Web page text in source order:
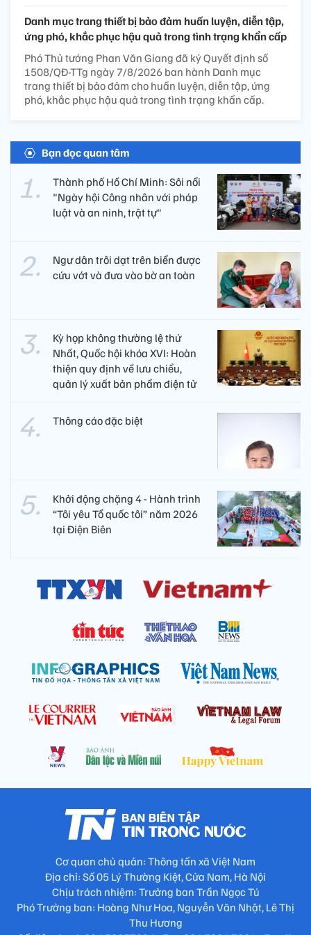
Danh mục trang thiết bị bảo đảm huấn luyện, diễn tập,
ứng phó, khắc phục hậu quả trong tình trạng khẩn cấp
Phó Thủ tướng Phan Văn Giang đã ký Quyết định số
1508/QĐ-TTg ngày 7/8/2026 ban hành Danh mục
trang thiết bị bảo đảm cho huấn luyện, diễn tập, ứng
phó, khắc phục hậu quả trong tình trạng khẩn cấp.
Bạn đọc quan tâm
Thành phố Hồ Chí Minh: Sôi nổi
"Ngày hội Công nhân với pháp
luật và an ninh, trật tự"
Ngư dân trôi dạt trên biển được
cứu vớt và đưa vào bờ an toàn
Kỳ họp không thường lệ thứ
Nhất, Quốc hội khóa XVI: Hoàn
thiện quy định về lưu chiểu,
quản lý xuất bản phẩm điện tử
Thông cáo đặc biệt
Khởi động chặng 4 - Hành trình
“Tôi yêu Tổ quốc tôi” năm 2026
tại Điện Biên
Cơ quan chủ quản: Thông tấn xã Việt Nam
Địa chỉ: Số 05 Lý Thường Kiệt, Cửa Nam, Hà Nội
Chịu trách nhiệm: Trưởng ban Trần Ngọc Tú
Phó Trưởng ban: Hoàng Như Hoa, Nguyễn Văn Nhật, Lê Thị
Thu Hương